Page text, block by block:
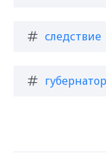
следствие